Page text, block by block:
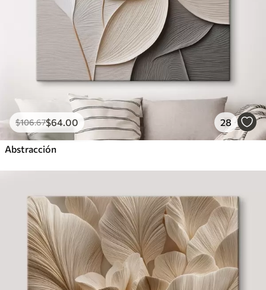
$106.67$64.00 28
Abstracción